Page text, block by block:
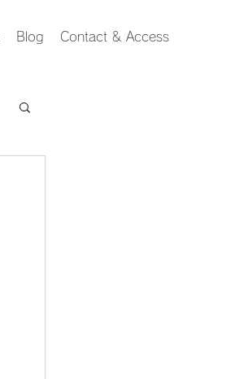
Blog Contact & Access